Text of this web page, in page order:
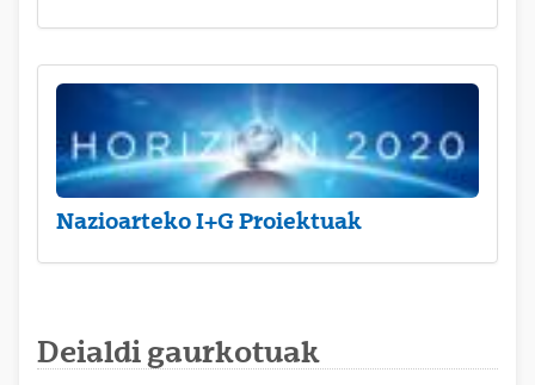
Nazioarteko I+G Proiektuak
Deialdi gaurkotuak